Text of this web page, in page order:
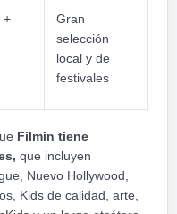
+
Gran
selección
local y de
festivales
Filmin tiene
que incluyen
Nuevo Hollywood,
Kids de calidad, arte,